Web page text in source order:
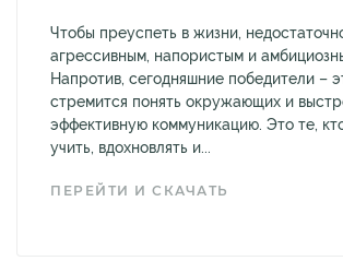
Чтобы преуспеть в жизни,
агрессивным, напористым и
Напротив, сегодняшние победители –
стремится понять окружающих и
эффективную коммуникацию. Это те,
учить, вдохновлять и...
ПЕРЕЙТИ И СКАЧАТЬ